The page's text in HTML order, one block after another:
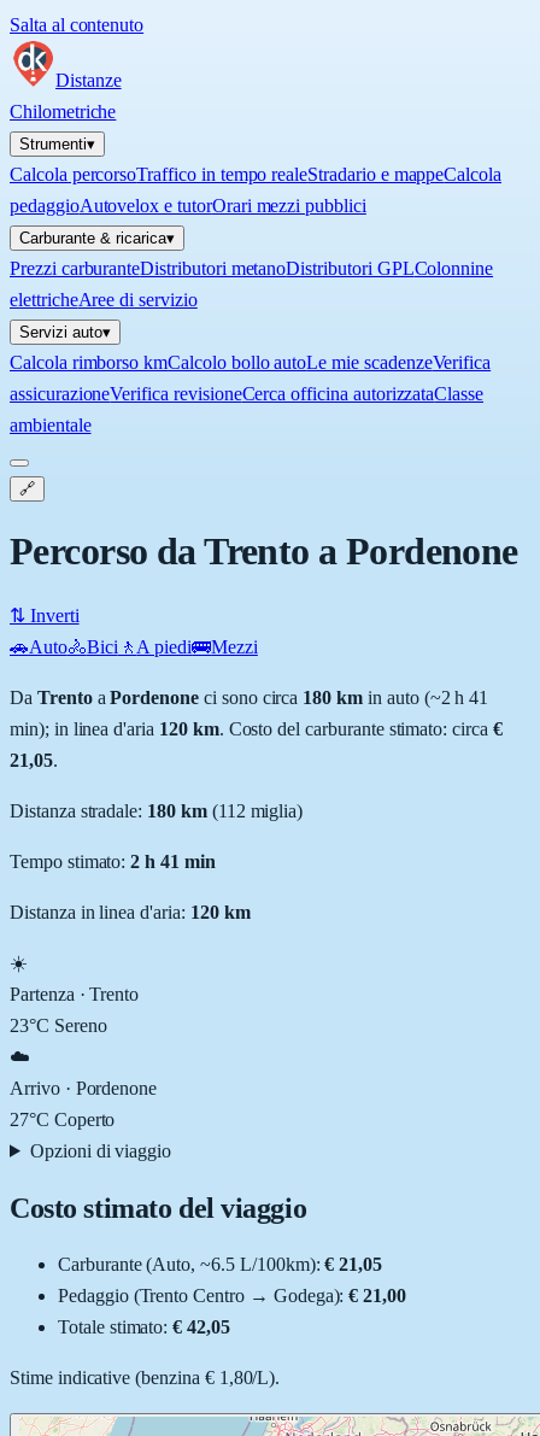
Salta al contenuto
Distanze
Chilometriche
Strumenti▾
Calcola percorsoTraffico in tempo realeStradario e mappeCalcola
pedaggioAutovelox e tutorOrari mezzi pubblici
Carburante & ricarica▾
Prezzi carburanteDistributori metanoDistributori GPLColonnine
elettricheAree di servizio
Servizi auto▾
Calcola rimborso kmCalcolo bollo autoLe mie scadenzeVerifica
assicurazioneVerifica revisioneCerca officina autorizzataClasse
ambientale
🔗
Percorso da Trento a Pordenone
⇅ Inverti
🚗Auto🚴Bici 🚶 A piedi🚌Mezzi
Da TrentoaPordenone ci sono circa 180 km in auto (~2 h 41
min); in linea d'aria 120km. Costo del carburante stimato: circa €
21,05.
Distanza stradale: 180km (112 miglia)
Tempo stimato:2 h 41 min
Distanza in linea d'aria: 120km
☀️
Partenza ·Trento
23°C Sereno
☁️
Arrivo · Pordenone
27°C Coperto
Opzioni di viaggio
Costo stimato del viaggio
Carburante (Auto, ~6.5 L/100km): € 21,05
Pedaggio (Trento Centro→ Godega): € 21,00
Totale stimato:€ 42,05
Stime indicative (benzina € 1,80/L).